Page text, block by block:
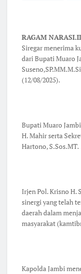
RAGAM
Siregar menerima
dari Bupati Muaro
(12/08/2025).
Bupati Muaro
H. Mahir serta
Hartono, S.Sos.MT.
Irjen Pol. Krisno H.
sinergi yang telah
daerah dalam
masyarakat
Kapolda Jambi